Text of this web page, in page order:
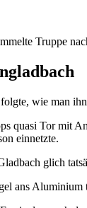
Truppe
wie man
quasi Tor mit
einnetzte.
glich
ans Aluminium